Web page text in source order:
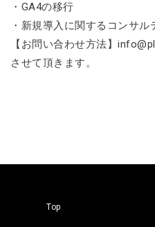
・GA4の移行
・新規導入に関するコンサ
【お問い合わせ方法】
させて頂きます。
Top